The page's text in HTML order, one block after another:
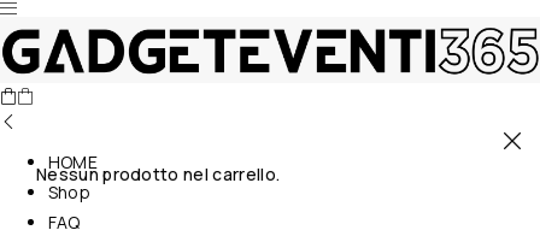
Nessun prodotto nel carrello.
HOME
Shop
FAQ